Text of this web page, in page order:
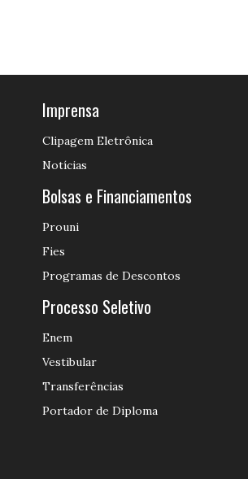
Imprensa
Clipagem Eletrônica
Notícias
Bolsas e Financiamentos
Prouni
Fies
Programas de Descontos
Processo Seletivo
Enem
Vestibular
Transferências
Portador de Diploma